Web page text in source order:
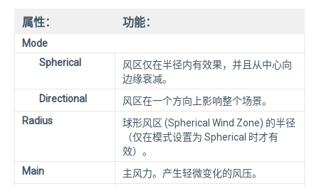
属性： 功能：
Mode
Spherical
风区仅在半径内有效果，并且从中心向
边缘衰减。
Directional
风区在一个方向上影响整个场景。
Radius
球形风区 (Spherical Wind Zone) 的半径
（仅在模式设置为 Spherical 时才有
效）。
Main
主风力。产生轻微变化的风压。